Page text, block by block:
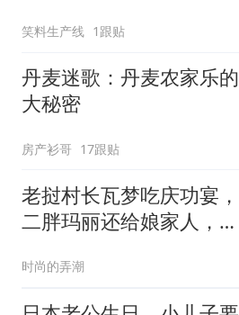
笑料生产线 1跟贴
丹麦迷歌：丹麦农家乐的
大秘密
房产衫哥 17跟贴
老挝村长瓦梦吃庆功宴，
二胖玛丽还给娘家人，每
时尚的弄潮